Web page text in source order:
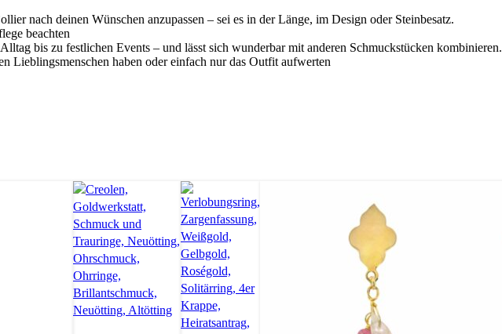
nach deinen Wünschen anzupassen – sei es in der Länge, im Design oder Steinbesatz.
beachten
bis zu festlichen Events – und lässt sich wunderbar mit anderen Schmuckstücken kombinieren.
Lieblingsmenschen haben oder einfach nur das Outfit aufwerten